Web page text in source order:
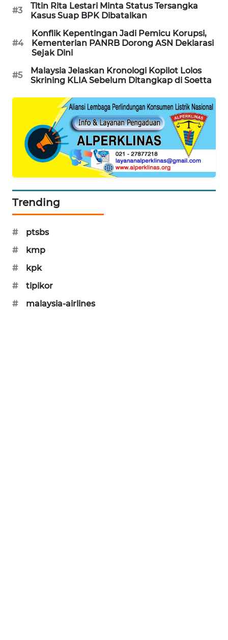
#3
Titin Rita Lestari Minta Status Tersangka
Kasus Suap BPK Dibatalkan
#4
Konflik Kepentingan Jadi Pemicu Korupsi,
Kementerian PANRB Dorong ASN Deklarasi
Sejak Dini
#5
Malaysia Jelaskan Kronologi Kopilot Lolos
Skrining KLIA Sebelum Ditangkap di Soetta
Trending
#
ptsbs
#
kmp
#
kpk
#
tipikor
#
malaysia-airlines
LAPAK
LISTRIK
MASYARAKAT
KELISTRIKAN
WALINKI
MAWAKA
MARTABAT
NET
WATCH